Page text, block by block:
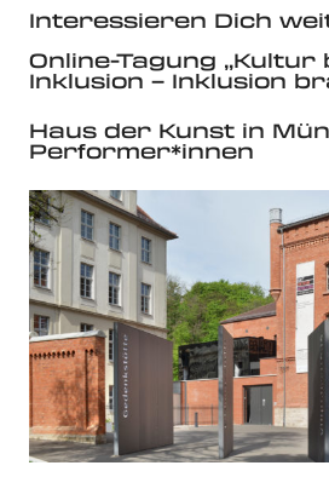
Interessieren Dich
Online-Tagung
Inklusion – Inklusion
Haus der Kunst in
Performer*innen